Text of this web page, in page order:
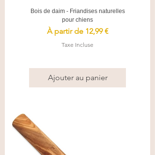
Bois de daim - Friandises naturelles
pour chiens
À partir de 12,99 €
Prix promotionnel
Taxe Incluse
Ajouter au panier